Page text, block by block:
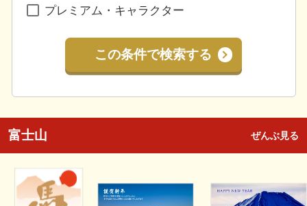
プレミアム・キャラクター
この条件で検索する
富士山 ぜんぶ見る